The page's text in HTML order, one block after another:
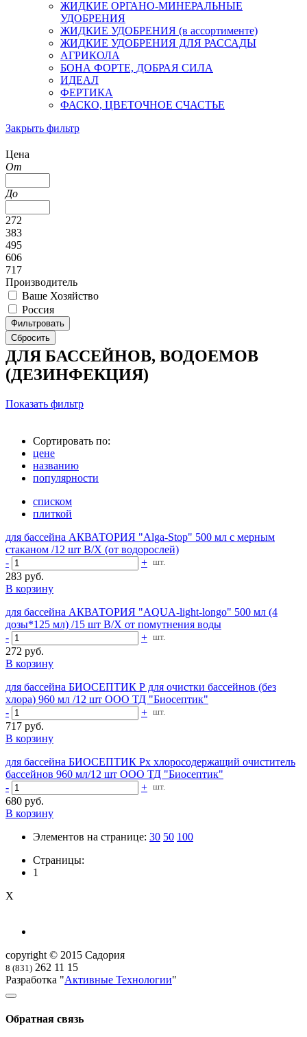
ЖИДКИЕ ОРГАНО-МИНЕРАЛЬНЫЕ
УДОБРЕНИЯ
ЖИДКИЕ УДОБРЕНИЯ (в ассортименте)
ЖИДКИЕ УДОБРЕНИЯ ДЛЯ РАССАДЫ
АГРИКОЛА
БОНА ФОРТЕ, ДОБРАЯ СИЛА
ИДЕАЛ
ФЕРТИКА
ФАСКО, ЦВЕТОЧНОЕ СЧАСТЬЕ
Закрыть фильтр
Цена
От
До
272
383
495
606
717
Производитель
Ваше Хозяйство
Россия
ДЛЯ БАССЕЙНОВ, ВОДОЕМОВ
(ДЕЗИНФЕКЦИЯ)
Показать фильтр
Сортировать по:
цене
названию
популярности
списком
плиткой
для бассейна АКВАТОРИЯ "Alga-Stop" 500 мл с мерным
стаканом /12 шт В/Х (от водорослей)
-
+ шт.
283 руб.
В корзину
для бассейна АКВАТОРИЯ "AQUA-light-longo" 500 мл (4
дозы*125 мл) /15 шт В/Х от помутнения воды
-
+ шт.
272 руб.
В корзину
для бассейна БИОСЕПТИК Р для очистки бассейнов (без
хлора) 960 мл /12 шт ООО ТД "Биосептик"
-
+ шт.
717 руб.
В корзину
для бассейна БИОСЕПТИК Рх хлоросодержащий очиститель
бассейнов 960 мл/12 шт ООО ТД "Биосептик"
-
+ шт.
680 руб.
В корзину
Элементов на странице: 30 50 100
Страницы:
1
X
copyright © 2015 Садория
8 (831) 262 11 15
Разработка "Активные Технологии"
Обратная связь